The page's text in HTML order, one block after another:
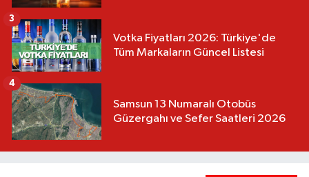
Votka Fiyatları 2026: Türkiye'de
Tüm Markaların Güncel Listesi
3
Samsun 13 Numaralı Otobüs
Güzergahı ve Sefer Saatleri 2026
4